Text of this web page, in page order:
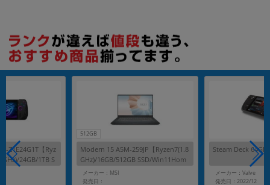
Z1E24G1T【Ryz
24GB/1TB S
512GB
Modern 15 A5M-259JP【Ryzen7(1.8
GHz)/16GB/512GB SSD/Win11Hom
e】
メーカー：MSI
発売日：
Steam Deck 64GB
メーカー：Valve
発売日：2022/12